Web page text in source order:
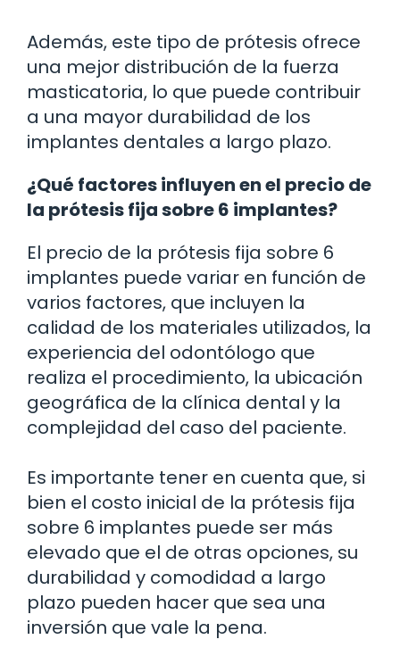
Además, este tipo de prótesis ofrece
una mejor distribución de la fuerza
masticatoria, lo que puede contribuir
a una mayor durabilidad de los
implantes dentales a largo plazo.
¿Qué factores influyen en el precio de
la prótesis fija sobre 6 implantes?
El precio de la prótesis fija sobre 6
implantes puede variar en función de
varios factores, que incluyen la
calidad de los materiales utilizados, la
experiencia del odontólogo que
realiza el procedimiento, la ubicación
geográfica de la clínica dental y la
complejidad del caso del paciente.
Es importante tener en cuenta que, si
bien el costo inicial de la prótesis fija
sobre 6 implantes puede ser más
elevado que el de otras opciones, su
durabilidad y comodidad a largo
plazo pueden hacer que sea una
inversión que vale la pena.